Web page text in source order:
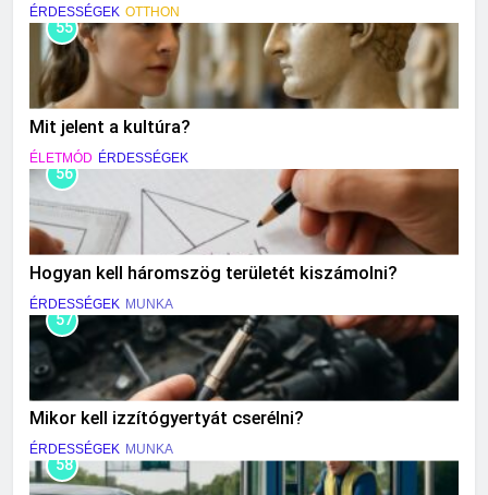
ÉRDESSÉGEK OTTHON
55
Mit jelent a kultúra?
ÉLETMÓD ÉRDESSÉGEK
56
Hogyan kell háromszög területét kiszámolni?
ÉRDESSÉGEK MUNKA
57
Mikor kell izzítógyertyát cserélni?
ÉRDESSÉGEK MUNKA
58